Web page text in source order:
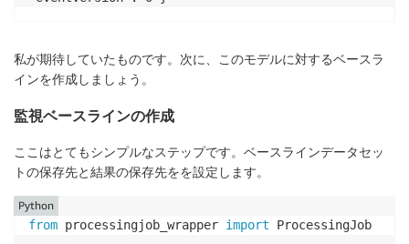
私が期待していたものです。次に、このモデルに対するベースラ
インを作成しましょう。
監視ベースラインの作成
ここはとてもシンプルなステップです。ベースラインデータセッ
トの保存先と結果の保存先をを設定します。
from processingjob_wrapper import ProcessingJob
Python